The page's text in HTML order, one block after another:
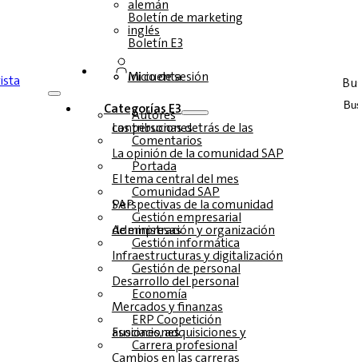
alemán
Boletín de marketing
inglés
Boletín E3
Inicio de sesión
Mi cuenta
Categorías E3
Autores
Las personas detrás de las contribuciones
Comentarios
La opinión de la comunidad SAP
Portada
El tema central del mes
Comunidad SAP
Perspectivas de la comunidad SAP
Gestión empresarial
Administración y organización de empresas
Gestión informática
Infraestructuras y digitalización
Gestión de personal
Desarrollo del personal
Economía
Mercados y finanzas
ERP Coopetición
Fusiones, adquisiciones y asociaciones
Carrera profesional
Cambios en las carreras